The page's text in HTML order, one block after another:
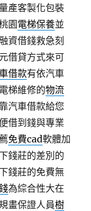
產客製化包裝
園電梯保養並
資借錢救急刻
借貸方式來可
借款有依汽車
梯維修的物流
汽車借款給您
借到錢與專業
免費cad軟體加
錢莊的差別的
錢莊的免費無
為綜合性大在
畫保證人員樹